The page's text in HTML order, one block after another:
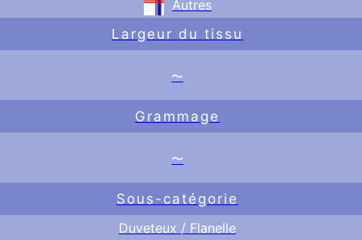
Autres
Largeur du tissu
〜
Grammage
〜
Sous-catégorie
Duveteux / Flanelle